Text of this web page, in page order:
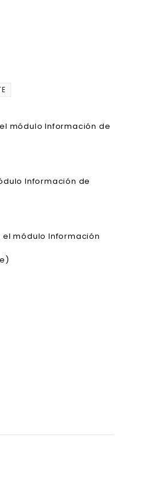
módulo Información de
Información de
módulo Información